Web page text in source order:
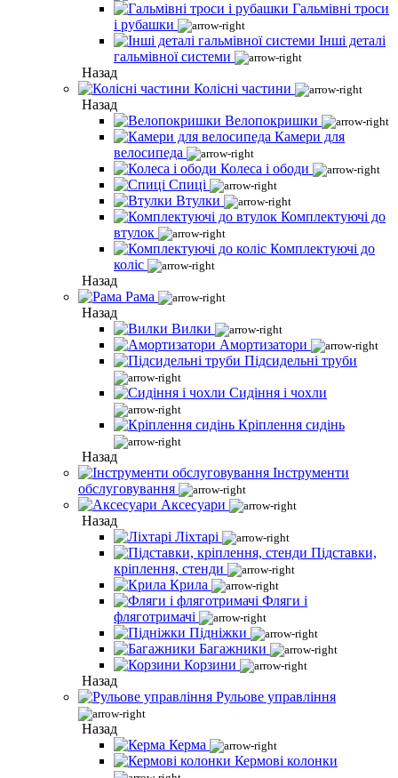
Гальмівні троси
і рубашки
Інші деталі
гальмівної системи
Назад
Колісні частини
Назад
Велопокришки
Камери для
велосипеда
Колеса і ободи
Спиці
Втулки
Комплектуючі до
втулок
Комплектуючі до
коліс
Назад
Рама
Назад
Вилки
Амортизатори
Підсидельні труби
Сидіння і чохли
Кріплення сидінь
Назад
Інструменти
обслуговування
Аксесуари
Назад
Ліхтарі
Підставки,
кріплення, стенди
Крила
Фляги і
фляготримачі
Підніжки
Багажники
Корзини
Назад
Рульове управління
Назад
Керма
Кермові колонки